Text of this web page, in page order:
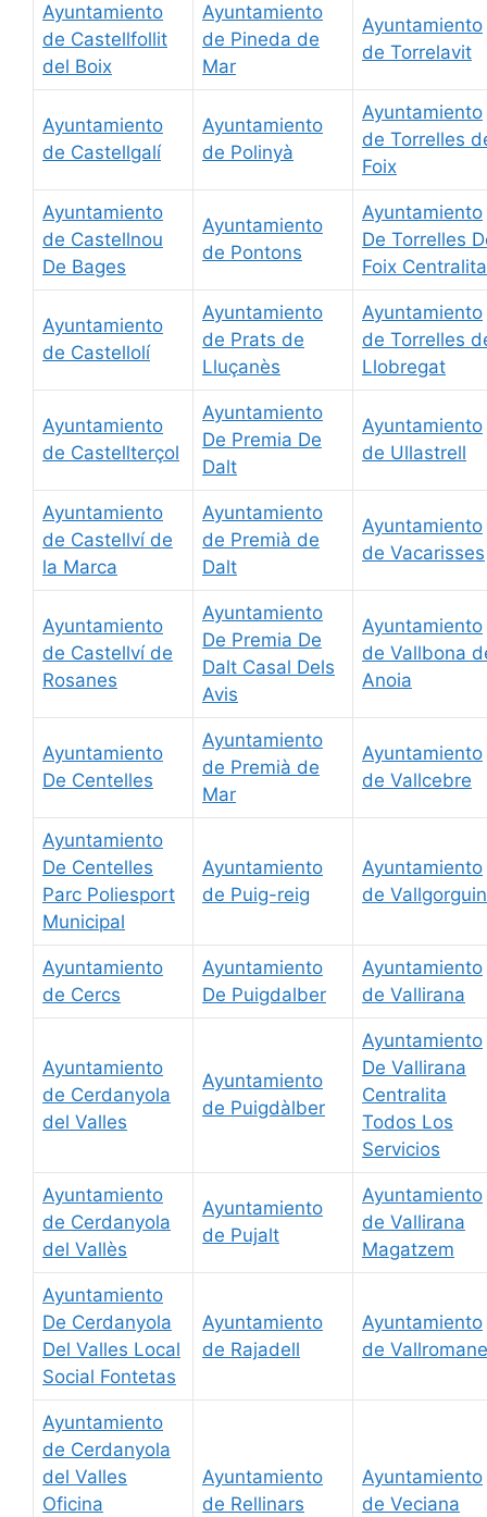
Ayuntamiento
de Castellfollit
del Boix
Ayuntamiento
de Pineda de
Mar
Ayuntamiento
de Torrelavit
Ayuntamiento
de Castellgalí
Ayuntamiento
de Polinyà
Ayuntamiento
de Torrelles
Foix
Ayuntamiento
de Castellnou
De Bages
Ayuntamiento
de Pontons
Ayuntamiento
De Torrelles
Foix Centralita
Ayuntamiento
de Castellolí
Ayuntamiento
de Prats de
Lluçanès
Ayuntamiento
de Torrelles
Llobregat
Ayuntamiento
de Castellterçol
Ayuntamiento
De Premia De
Dalt
Ayuntamiento
de Ullastrell
Ayuntamiento
de Castellví de
la Marca
Ayuntamiento
de Premià de
Dalt
Ayuntamiento
de Vacarisses
Ayuntamiento
de Castellví de
Rosanes
Ayuntamiento
De Premia De
Dalt Casal Dels
Avis
Ayuntamiento
de Vallbona
Anoia
Ayuntamiento
De Centelles
Ayuntamiento
de Premià de
Mar
Ayuntamiento
de Vallcebre
Ayuntamiento
De Centelles
Parc Poliesport
Municipal
Ayuntamiento
de Puig-reig
Ayuntamiento
de
Ayuntamiento
de Cercs
Ayuntamiento
De Puigdalber
Ayuntamiento
de Vallirana
Ayuntamiento
de Cerdanyola
del Valles
Ayuntamiento
de Puigdàlber
Ayuntamiento
De Vallirana
Centralita
Todos Los
Servicios
Ayuntamiento
de Cerdanyola
del Vallès
Ayuntamiento
de Pujalt
Ayuntamiento
de Vallirana
Magatzem
Ayuntamiento
De Cerdanyola
Del Valles Local
Social Fontetas
Ayuntamiento
de Rajadell
Ayuntamiento
de
Ayuntamiento
de Cerdanyola
del Valles
Oficina
Ayuntamiento
de Rellinars
Ayuntamiento
de Veciana